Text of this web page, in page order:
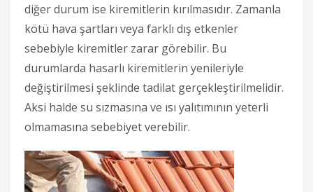
diğer durum ise kiremitlerin kırılmasıdır. Zamanla
kötü hava şartları veya farklı dış etkenler
sebebiyle kiremitler zarar görebilir. Bu
durumlarda hasarlı kiremitlerin yenileriyle
değiştirilmesi şeklinde tadilat gerçekleştirilmelidir.
Aksi halde su sızmasına ve ısı yalıtımının yeterli
olmamasına sebebiyet verebilir.